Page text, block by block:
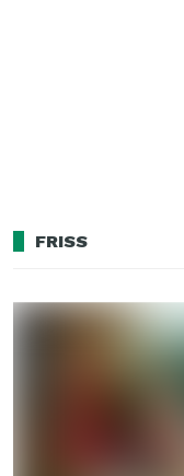
FRISS